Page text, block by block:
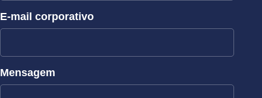
E-mail corporativo
Mensagem